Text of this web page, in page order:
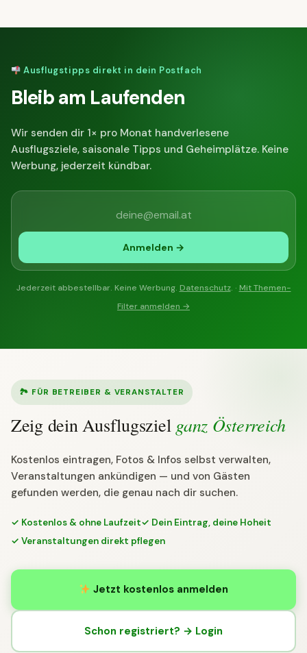
Ausflugstipps direkt in dein Postfach
Bleib am Laufenden
Wir senden dir 1× pro Monat handverlesene
Ausflugsziele, saisonale Tipps und Geheimplätze. Keine
Werbung, jederzeit kündbar.
Anmelden →
Jederzeit abbestellbar. Keine Werbung. Datenschutz. · Mit Themen-
Filter anmelden →
🏞 FÜR BETREIBER & VERANSTALTER
Zeig dein Ausflugsziel ganz Österreich
Kostenlos eintragen, Fotos & Infos selbst verwalten,
Veranstaltungen ankündigen — und von Gästen
gefunden werden, die genau nach dir suchen.
✓ Kostenlos & ohne Laufzeit✓ Dein Eintrag, deine Hoheit
✓ Veranstaltungen direkt pflegen
Jetzt kostenlos anmelden
Schon registriert? → Login